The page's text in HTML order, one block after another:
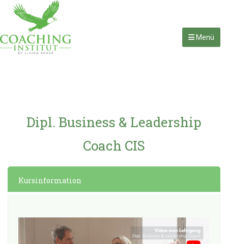
Menü
Dipl. Business & Leadership
Coach CIS
Kursinformation